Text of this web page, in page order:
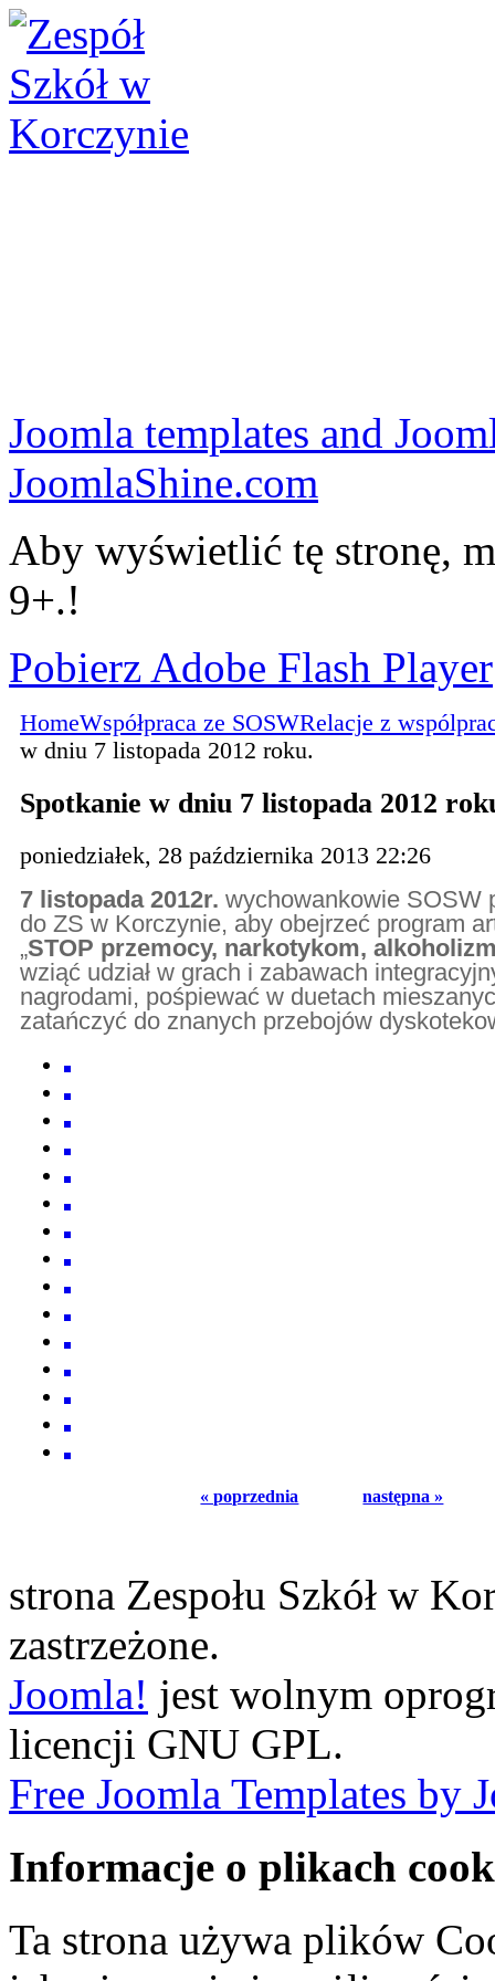
Joomla templates and
JoomlaShine.com
Aby wyświetlić tę stronę,
9+.!
Pobierz Adobe Flash Player
HomeWspółpraca ze SOSWRelacje z
w dniu 7 listopada 2012 roku.
Spotkanie w dniu 7 listopada 2012
poniedziałek, 28 października 2013 22:26
7 listopada 2012r. wychowankowie SOSW
do ZS w Korczynie, aby obejrzeć program
„STOP przemocy, narkotykom,
wziąć udział w grach i zabawach
nagrodami, pośpiewać w duetach
zatańczyć do znanych przebojów
« poprzednia następna »
strona Zespołu Szkół w
zastrzeżone.
Joomla! jest wolnym
licencji GNU GPL.
Free Joomla Templates by
Informacje o plikach
Ta strona używa plików